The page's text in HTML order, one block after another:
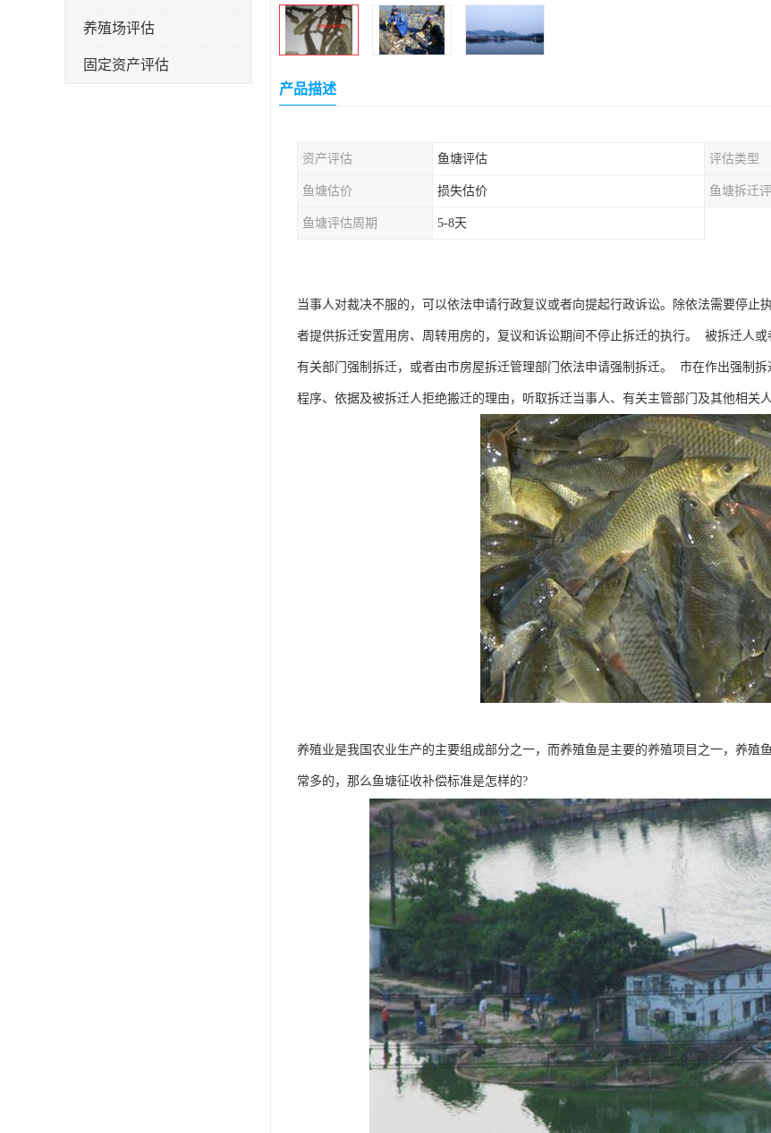
养殖场评估
固定资产评估
产品描述
资产评估 鱼塘评估 评估类型
鱼塘估价 损失估价 鱼塘拆迁
鱼塘评估周期 5-8天
当事人对裁决不服的，可以依法申请行政复议或者向提起行政诉讼。除依法需要停
者提供拆迁安置用房、周转用房的，复议和诉讼期间不停止拆迁的执行。 被拆迁人
有关部门强制拆迁，或者由市房屋拆迁管理部门依法申请强制拆迁。 市在作出强制
程序、依据及被拆迁人拒绝搬迁的理由，听取拆迁当事人、有关主管部门及其他相关人
养殖业是我国农业生产的主要组成部分之一，而养殖鱼是主要的养殖项目之一，养殖
常多的，那么鱼塘征收补偿标准是怎样的?